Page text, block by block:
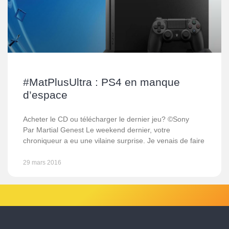
#MatPlusUltra : PS4 en manque
d’espace
Acheter le CD ou télécharger le dernier jeu? ©Sony
Par Martial Genest Le weekend dernier, votre
chroniqueur a eu une vilaine surprise. Je venais de faire
29 mars 2016